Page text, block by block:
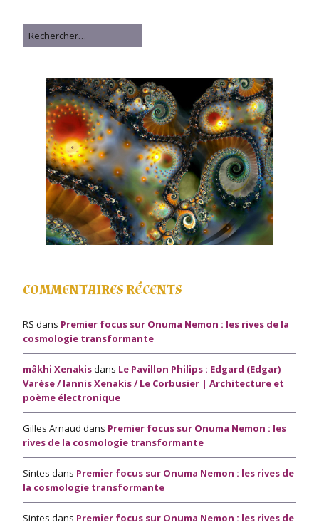
Rechercher
COMMENTAIRES RÉCENTS
RS dans Premier focus sur Onuma Nemon : les rives de la
cosmologie transformante
mâkhi Xenakisdans Le Pavillon Philips : Edgard (Edgar)
Varèse / Iannis Xenakis / Le Corbusier | Architecture et
poème électronique
Gilles Arnaud dans Premier focus sur Onuma Nemon : les
rives de la cosmologie transformante
Sintes dans Premier focus sur Onuma Nemon : les rives de
la cosmologie transformante
Sintes dans Premier focus sur Onuma Nemon : les rives de